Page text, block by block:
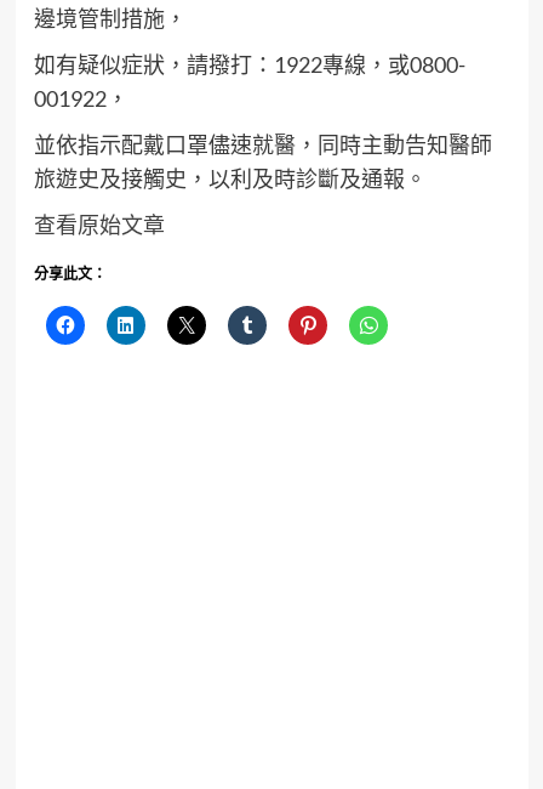
邊境管制措施，
如有疑似症狀，請撥打：1922專線，或0800-
001922，
並依指示配戴口罩儘速就醫，同時主動告知醫師
旅遊史及接觸史，以利及時診斷及通報。
查看原始文章
分享此文：